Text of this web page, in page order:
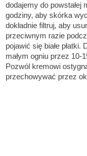
dodajemy do powstałej
godziny, aby skórka
dokładnie filtruj, aby
przeciwnym razie
pojawić się białe
małym ogniu przez 10-
Pozwól kremowi
przechowywać przez